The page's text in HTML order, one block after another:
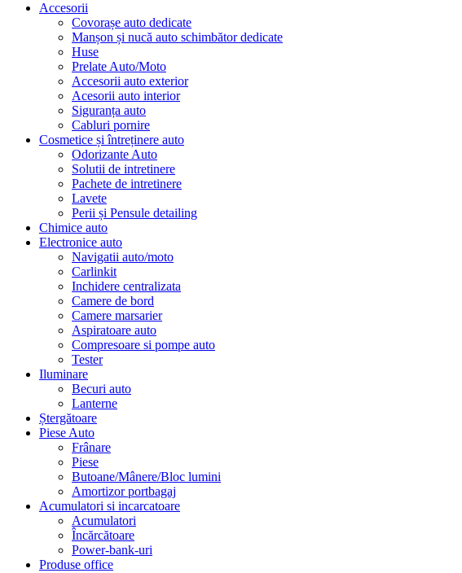
Accesorii
Covorașe auto dedicate
Manșon și nucă auto schimbător dedicate
Huse
Prelate Auto/Moto
Accesorii auto exterior
Acesorii auto interior
Siguranța auto
Cabluri pornire
Cosmetice și întreținere auto
Odorizante Auto
Solutii de intretinere
Pachete de intretinere
Lavete
Perii și Pensule detailing
Chimice auto
Electronice auto
Navigatii auto/moto
Carlinkit
Inchidere centralizata
Camere de bord
Camere marsarier
Aspiratoare auto
Compresoare si pompe auto
Tester
Iluminare
Becuri auto
Lanterne
Ștergătoare
Piese Auto
Frânare
Piese
Butoane/Mânere/Bloc lumini
Amortizor portbagaj
Acumulatori si incarcatoare
Acumulatori
Încărcătoare
Power-bank-uri
Produse office